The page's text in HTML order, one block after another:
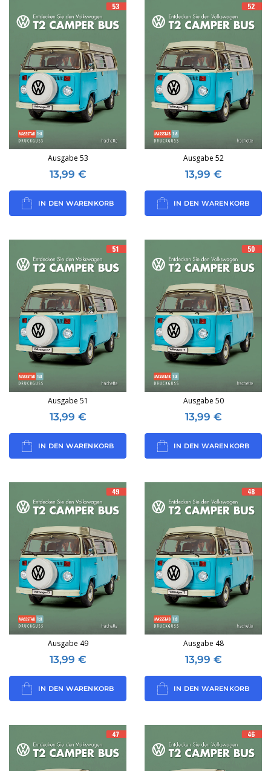
Ausgabe 53
13,99 €
IN DEN WARENKORB
Ausgabe 52
13,99 €
IN DEN WARENKORB
Ausgabe 51
13,99 €
IN DEN WARENKORB
Ausgabe 50
13,99 €
IN DEN WARENKORB
Ausgabe 49
13,99 €
IN DEN WARENKORB
Ausgabe 48
13,99 €
IN DEN WARENKORB